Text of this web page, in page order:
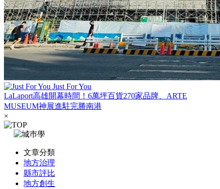
Just For You
LaLaport高雄開幕時間！6萬坪百貨270家品牌、ARTE
MUSEUM神展進駐完勝南港
×
文章分類
地方治理
縣市評比
地方創生